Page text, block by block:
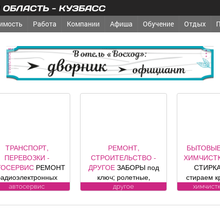
- КУЗБАСС
Работа Компании Афиша Обучение Отдых
реклама
ТРАНСПОРТ,
ПЕРЕВОЗКИ -
РЕМОНТ
компонентов
контроля, ЭБУ,
автосервис
РЕМОНТ,
СТРОИТЕЛЬСТВО -
ДРУГОЕЗАБОРЫ под
ключ; ролетные,
секционные ворота (от
представителя
другое
стираем
заберем